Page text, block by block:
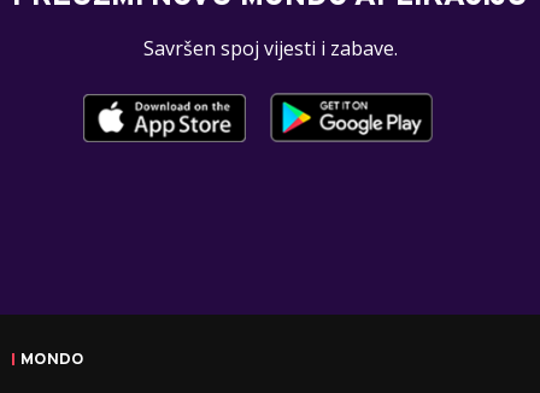
Savršen spoj vijesti i zabave.
MONDO